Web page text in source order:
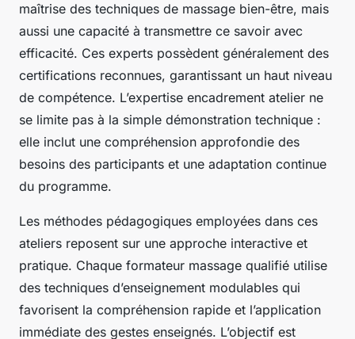
maîtrise des techniques de massage bien-être, mais
aussi une capacité à transmettre ce savoir avec
efficacité. Ces experts possèdent généralement des
certifications reconnues, garantissant un haut niveau
de compétence. L’expertise encadrement atelier ne
se limite pas à la simple démonstration technique :
elle inclut une compréhension approfondie des
besoins des participants et une adaptation continue
du programme.
Les méthodes pédagogiques employées dans ces
ateliers reposent sur une approche interactive et
pratique. Chaque formateur massage qualifié utilise
des techniques d’enseignement modulables qui
favorisent la compréhension rapide et l’application
immédiate des gestes enseignés. L’objectif est